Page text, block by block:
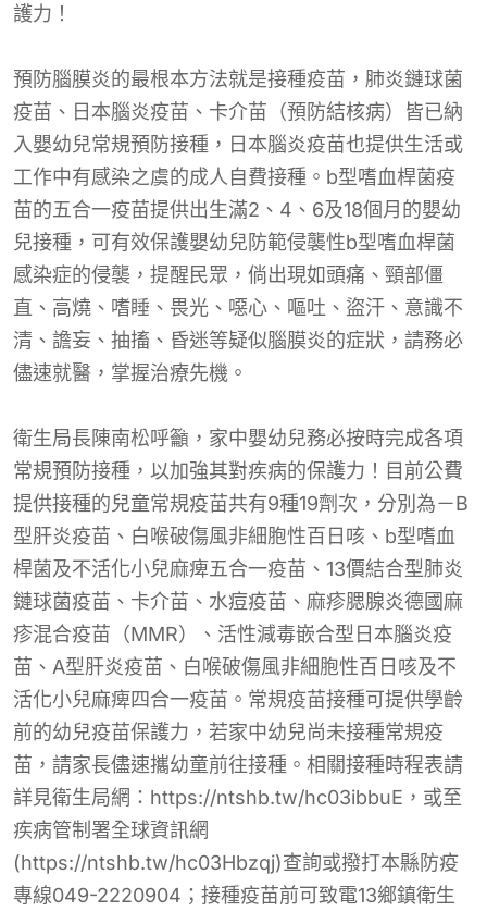
護力！
預防腦膜炎的最根本方法就是接種疫苗，肺炎鏈球菌
疫苗、日本腦炎疫苗、卡介苗（預防結核病）皆已納
入嬰幼兒常規預防接種，日本腦炎疫苗也提供生活或
工作中有感染之虞的成人自費接種。b型嗜血桿菌疫
苗的五合一疫苗提供出生滿2、4、6及18個月的嬰幼
兒接種，可有效保護嬰幼兒防範侵襲性b型嗜血桿菌
感染症的侵襲，提醒民眾，倘出現如頭痛、頸部僵
直、高燒、嗜睡、畏光、噁心、嘔吐、盜汗、意識不
清、譫妄、抽搐、昏迷等疑似腦膜炎的症狀，請務必
儘速就醫，掌握治療先機。
衛生局長陳南松呼籲，家中嬰幼兒務必按時完成各項
常規預防接種，以加強其對疾病的保護力！目前公費
提供接種的兒童常規疫苗共有9種19劑次，分別為－B
型肝炎疫苗、白喉破傷風非細胞性百日咳、b型嗜血
桿菌及不活化小兒麻痺五合一疫苗、13價結合型肺炎
鏈球菌疫苗、卡介苗、水痘疫苗、麻疹腮腺炎德國麻
疹混合疫苗（MMR）、活性減毒嵌合型日本腦炎疫
苗、A型肝炎疫苗、白喉破傷風非細胞性百日咳及不
活化小兒麻痺四合一疫苗。常規疫苗接種可提供學齡
前的幼兒疫苗保護力，若家中幼兒尚未接種常規疫
苗，請家長儘速攜幼童前往接種。相關接種時程表請
詳見衛生局網：https://ntshb.tw/hc03ibbuE，或至
疾病管制署全球資訊網
(https://ntshb.tw/hc03Hbzqj)查詢或撥打本縣防疫
專線049-2220904；接種疫苗前可致電13鄉鎮衛生